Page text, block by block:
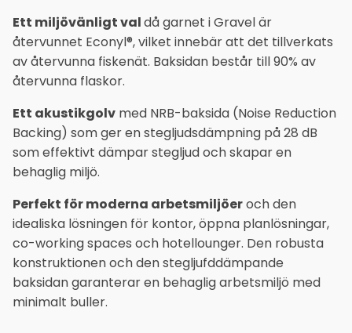
Ett miljövänligt valdå garnet i Gravel är
återvunnet Econyl®, vilket innebär att det tillverkats
av återvunna fiskenät. Baksidan består till 90% av
återvunna flaskor.
Ett akustikgolv med NRB-baksida (Noise Reduction
Backing) som ger en stegljudsdämpning på 28 dB
som effektivt dämpar stegljud och skapar en
behaglig miljö.
Perfekt för moderna arbetsmiljöeroch den
idealiska lösningen för kontor, öppna planlösningar,
co-working spaces och hotellounger. Den robusta
konstruktionen och den stegljufddämpande
baksidan garanterar en behaglig arbetsmiljö med
minimalt buller.